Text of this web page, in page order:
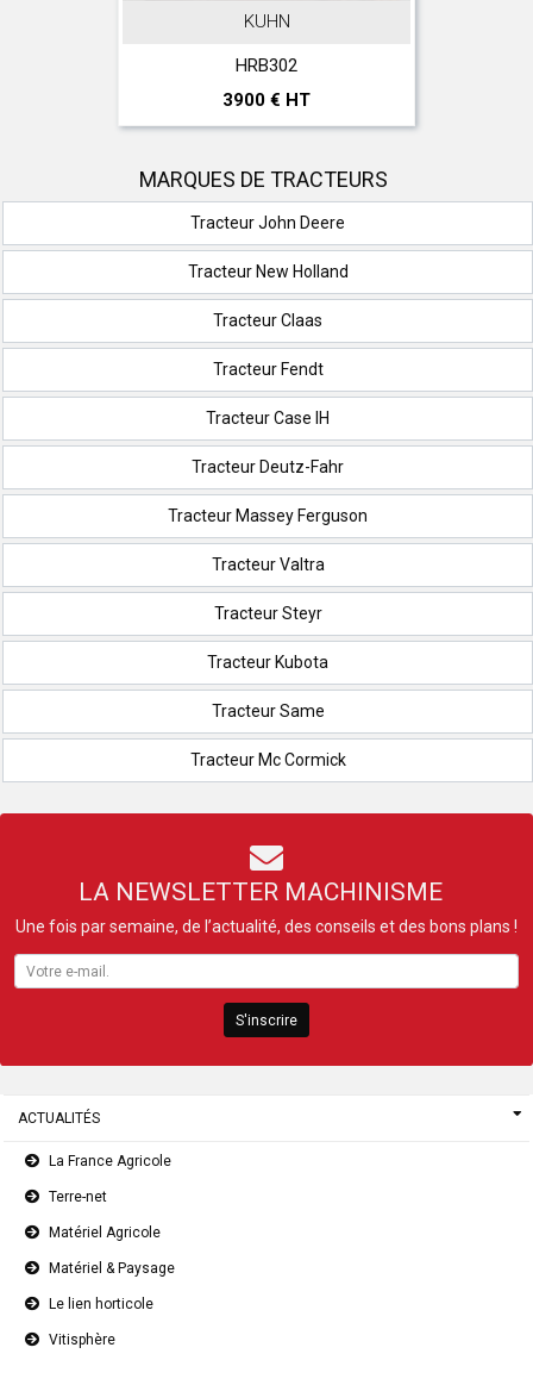
KUHN
HRB302
3900 € HT
MARQUES DE TRACTEURS
Tracteur John Deere
Tracteur New Holland
Tracteur Claas
Tracteur Fendt
Tracteur Case IH
Tracteur Deutz-Fahr
Tracteur Massey Ferguson
Tracteur Valtra
Tracteur Steyr
Tracteur Kubota
Tracteur Same
Tracteur Mc Cormick
LA NEWSLETTER MACHINISME
Une fois par semaine, de l’actualité, des conseils et des bons plans !
S'inscrire
ACTUALITÉS
La France Agricole
Terre-net
Matériel Agricole
Matériel & Paysage
Le lien horticole
Vitisphère